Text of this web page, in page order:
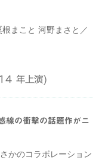
まこと 河野まさと／
年上演)
の衝撃の話題作がニ
かのコラボレーション